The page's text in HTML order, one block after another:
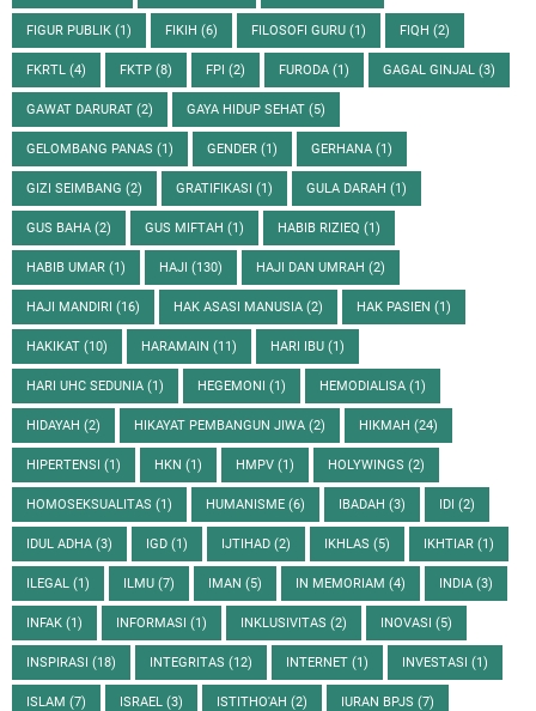
FIGUR PUBLIK (1) FIKIH (6) FILOSOFI GURU (1) FIQH (2)
FKRTL (4) FKTP (8) FPI (2) FURODA (1) GAGAL GINJAL (3)
GAWAT DARURAT (2) GAYA HIDUP SEHAT (5)
GELOMBANG PANAS (1) GENDER (1) GERHANA (1)
GIZI SEIMBANG (2) GRATIFIKASI (1) GULA DARAH (1)
GUS BAHA (2) GUS MIFTAH (1) HABIB RIZIEQ (1)
HABIB UMAR (1) HAJI (130) HAJI DAN UMRAH (2)
HAJI MANDIRI (16) HAK ASASI MANUSIA (2) HAK PASIEN (1)
HAKIKAT (10) HARAMAIN (11) HARI IBU (1)
HARI UHC SEDUNIA (1) HEGEMONI (1) HEMODIALISA (1)
HIDAYAH (2) HIKAYAT PEMBANGUN JIWA (2) HIKMAH (24)
HIPERTENSI (1) HKN (1) HMPV (1) HOLYWINGS (2)
HOMOSEKSUALITAS (1) HUMANISME (6) IBADAH (3) IDI (2)
IDUL ADHA (3) IGD (1) IJTIHAD (2) IKHLAS (5) IKHTIAR (1)
ILEGAL (1) ILMU (7) IMAN (5) IN MEMORIAM (4) INDIA (3)
INFAK (1) INFORMASI (1) INKLUSIVITAS (2) INOVASI (5)
INSPIRASI (18) INTEGRITAS (12) INTERNET (1) INVESTASI (1)
ISLAM (7) ISRAEL (3) ISTITHO'AH (2) IURAN BPJS (7)